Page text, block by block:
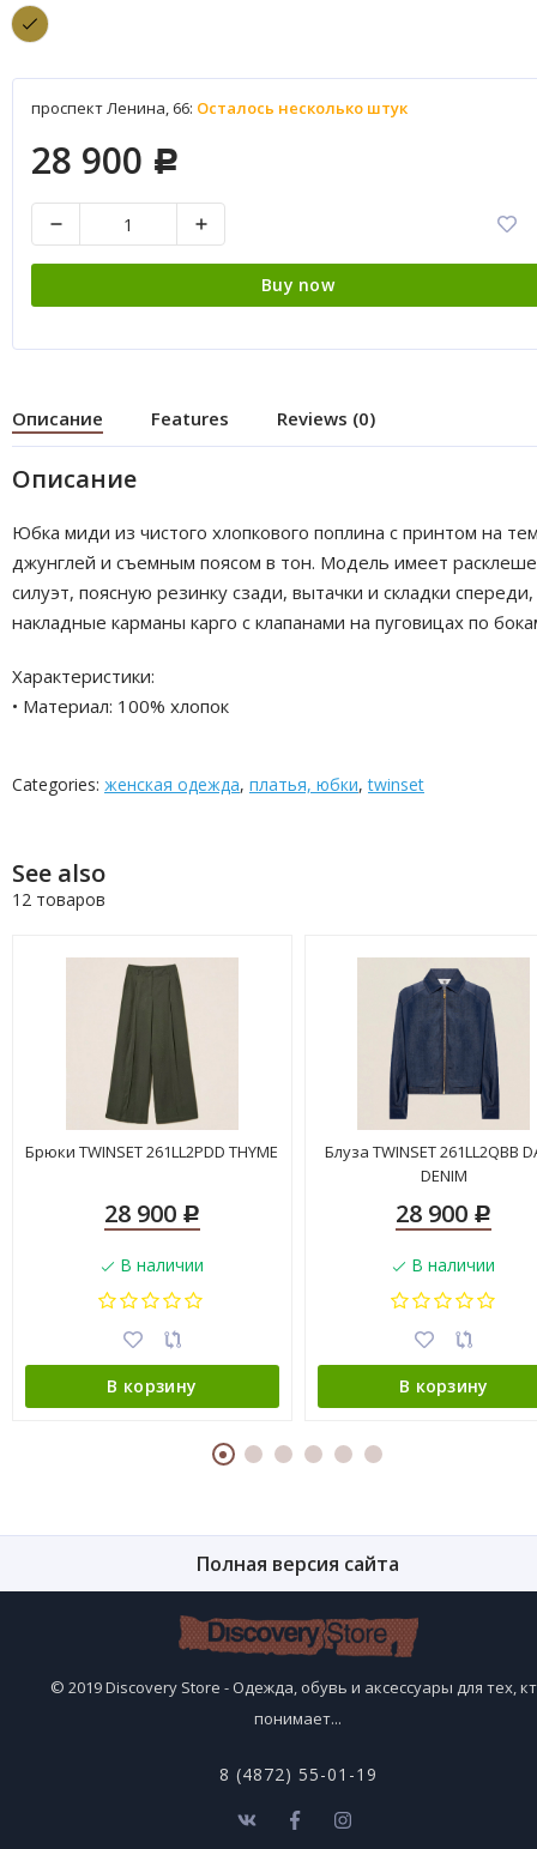
проспект Ленина, 66: Осталось несколько штук
28 900 Р
Buy now
Описание Features Reviews (0)
Описание
Юбка миди из чистого хлопкового поплина с принтом на
джунглей и съемным поясом в тон. Модель имеет
силуэт, поясную резинку сзади, вытачки и складки спереди,
накладные карманы карго с клапанами на пуговицах по
Характеристики:
• Материал: 100% хлопок
Categories: женская одежда, платья, юбки,twinset
See also
12 товаров
Брюки TWINSET 261LL2PDD THYME
28 900 Р
В наличии
В корзину
Блуза TWINSET 261LL2QBB
DENIM
28 900 Р
В наличии
В корзину
Полная версия сайта
© 2019 Discovery Store - Одежда, обувь и аксессуары для тех,
понимает...
8 (4872) 55-01-19